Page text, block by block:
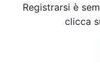
Registrarsi è
clicca